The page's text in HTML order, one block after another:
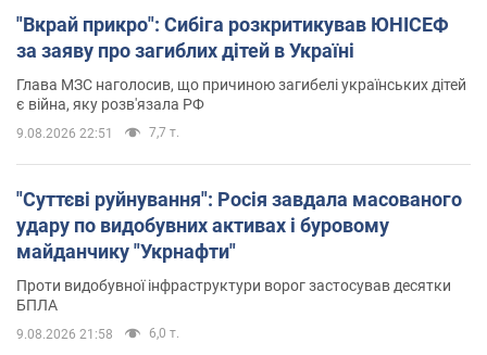
"Вкрай прикро": Сибіга розкритикував ЮНІСЕФ
за заяву про загиблих дітей в Україні
Глава МЗС наголосив, що причиною загибелі українських дітей
є війна, яку розв'язала РФ
9.08.2026 22:51 7,7 т.
"Суттєві руйнування": Росія завдала масованого
удару по видобувних активах і буровому
майданчику "Укрнафти"
Проти видобувної інфраструктури ворог застосував десятки
БПЛА
9.08.2026 21:58 6,0 т.